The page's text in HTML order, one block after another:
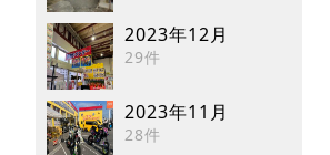
2023年12月
29件
2023年11月
28件